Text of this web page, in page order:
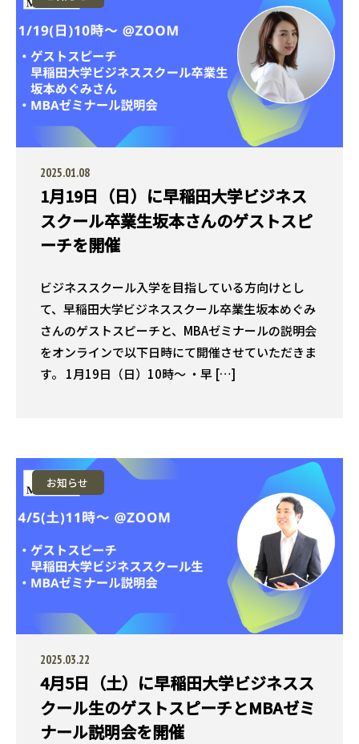
2025.01.08
1月19日（日）に早稲田大学ビジネス
スクール卒業生坂本さんのゲストスピ
ーチを開催
ビジネススクール入学を目指している方向けとし
て、早稲田大学ビジネススクール卒業生坂本めぐみ
さんのゲストスピーチと、MBAゼミナールの説明会
をオンラインで以下日時にて開催させていただきま
す。 1月19日（日）10時〜 ・早 […]
お知らせ
2025.03.22
4月5日（土）に早稲田大学ビジネスス
クール生のゲストスピーチとMBAゼミ
ナール説明会を開催